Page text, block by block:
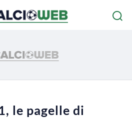
le pagelle di